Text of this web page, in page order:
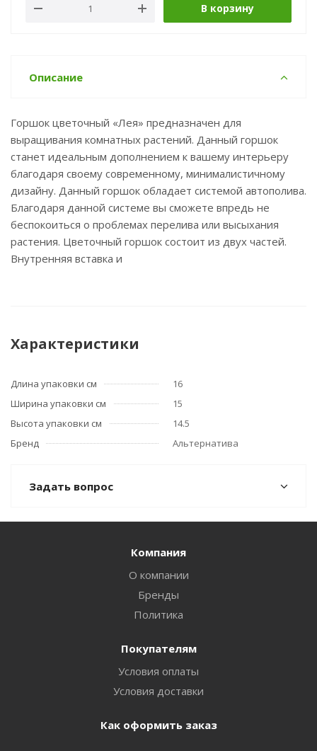
В корзину
Описание
Горшок цветочный «Лея» предназначен для
выращивания комнатных растений. Данный горшок
станет идеальным дополнением к вашему интерьеру
благодаря своему современному, минималистичному
дизайну. Данный горшок обладает системой автополива.
Благодаря данной системе вы сможете впредь не
беспокоиться о проблемах перелива или высыхания
растения. Цветочный горшок состоит из двух частей.
Внутренняя вставка и
Характеристики
Длина упаковки см
16
Ширина упаковки см
15
Высота упаковки см
14.5
Бренд
Альтернатива
Задать вопрос
Компания
О компании
Бренды
Политика
Покупателям
Условия оплаты
Условия доставки
Как оформить заказ